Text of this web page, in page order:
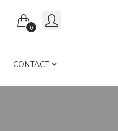
0
CONTACT